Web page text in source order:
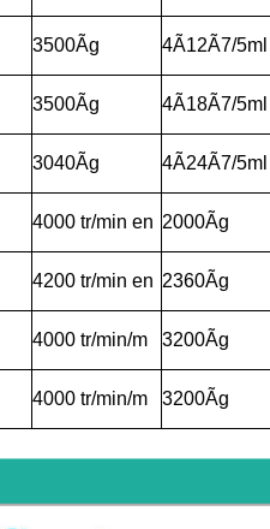
3500Ãg 4Ã12Ã7/5ml
3500Ãg 4Ã18Ã7/5ml
3040Ãg 4Ã24Ã7/5ml
4000 tr/min en 2000Ãg
4200 tr/min en 2360Ãg
4000 tr/min/m 3200Ãg
4000 tr/min/m 3200Ãg